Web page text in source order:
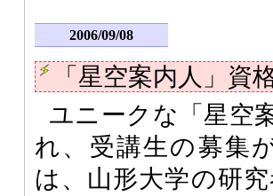
2006/09/08
「星空案内人」資
ユニークな「星空
れ、受講生の募集
は、山形大学の研